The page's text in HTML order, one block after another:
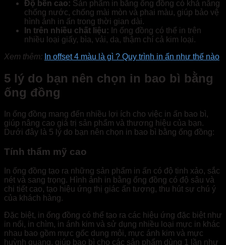
Độ bền cao: Sản phẩm in bằng ống đồng có khả năng
chống nước, chống mài mòn và phai màu, giúp bảo vệ
hình ảnh in ấn trong thời gian dài.
In trên nhiều chất liệu: In ống đồng có thể in trên
nhiều loại giấy, bìa, vải, da, thậm chí cả kim loại.
Xem thêm: In offset 4 màu là gì ? Quy trình in ấn như thế nào
5 lý do bạn nên chọn in bao bì bằng
ống đồng
In ống đồng mang đến nhiều lợi ích cho việc in ấn bao bì,
giúp nâng cao giá trị sản phẩm và thương hiệu của bạn.
Dưới đây là 5 lý do bạn nên chọn in bao bì bằng ống đồng:
Tính thẩm mỹ cao
In ống đồng tạo ra những sản phẩm in ấn có độ tinh xảo, sắc
nét và sang trọng. Hình ảnh in bằng ống đồng có độ sâu và
chi tiết cao, tạo hiệu ứng thị giác ấn tượng, thu hút sự chú ý
của khách hàng.
Đặc biệt, in ống đồng có thể tạo ra các hiệu ứng đặc biệt như
in nổi, in chìm, in ánh kim và sử dụng nhiều loại mực in khác
nhau bao gồm mực gốc dung môi, mực ánh kim và mực
huỳnh quang, giúp bao bì cho các sản phẩm dùng 1 lần như